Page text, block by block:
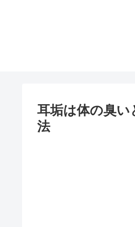
耳垢は体の臭
法